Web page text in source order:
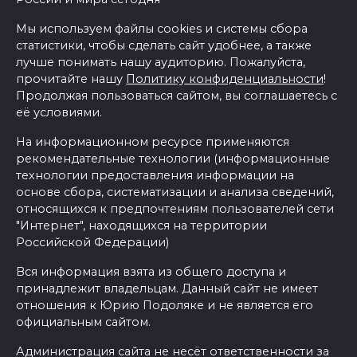
Мы используем файлы cookies и системы сбора
статистики, чтобы сделать сайт удобнее, а также
лучше понимать нашу аудиторию. Пожалуйста,
прочитайте нашу Политику конфиденциальности!
Продолжая пользоваться сайтом, вы соглашаетесь с
её условиями.
На информационном ресурсе применяются
рекомендательные технологии (информационные
технологии предоставления информации на
основе сбора, систематизации и анализа сведений,
относящихся к предпочтениям пользователей сети
"Интернет", находящихся на территории
Российской Федерации)
Вся информация взята из общего доступа и
принадлежит владельцам. Данный сайт не имеет
отношения к Юрию Подоляке и не является его
официальным сайтом.
Администрация сайта не несёт ответственности за